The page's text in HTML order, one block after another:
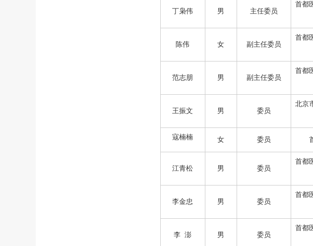
丁枭伟 男 主任委员
首都
陈伟 女 副主任委员
首都
范志朋 男 副主任委员
首都
王振文 男 委员
北京
寇楠楠 女 委员
江青松 男 委员
首都
李金忠 男 委员
首都
李 澎 男 委员
首都